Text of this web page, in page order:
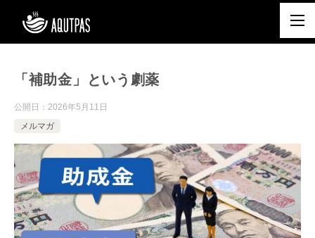
「補助金」という劇薬
公開日： 2026年5月11日
メルマガ